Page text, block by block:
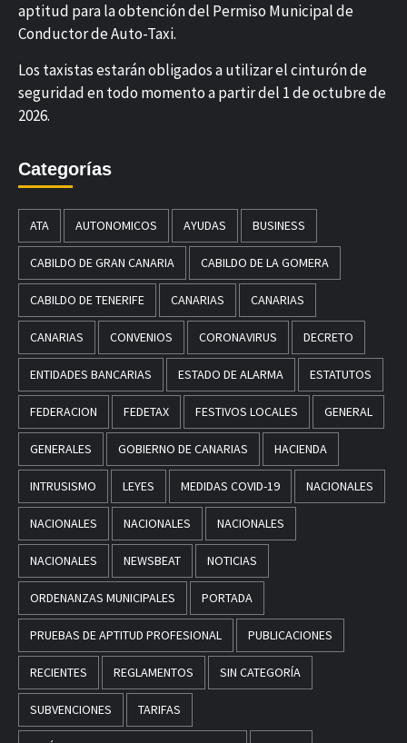
aptitud para la obtención del Permiso Municipal de
Conductor de Auto-Taxi.
Los taxistas estarán obligados a utilizar el cinturón de
seguridad en todo momento a partir del 1 de octubre de
2026.
Categorías
ATA AUTONOMICOS AYUDAS BUSINESS
CABILDO DE GRAN CANARIA CABILDO DE LA GOMERA
CABILDO DE TENERIFE CANARIAS CANARIAS
CANARIAS CONVENIOS CORONAVIRUS DECRETO
ENTIDADES BANCARIAS ESTADO DE ALARMA ESTATUTOS
FEDERACION FEDETAX FESTIVOS LOCALES GENERAL
GENERALES GOBIERNO DE CANARIAS HACIENDA
INTRUSISMO LEYES MEDIDAS COVID-19 NACIONALES
NACIONALES NACIONALES NACIONALES
NACIONALES NEWSBEAT NOTICIAS
ORDENANZAS MUNICIPALES PORTADA
PRUEBAS DE APTITUD PROFESIONAL PUBLICACIONES
RECIENTES REGLAMENTOS SIN CATEGORÍA
SUBVENCIONES TARIFAS